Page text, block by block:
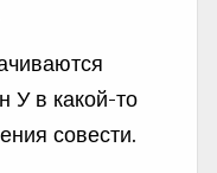
У в какой-то
совести.